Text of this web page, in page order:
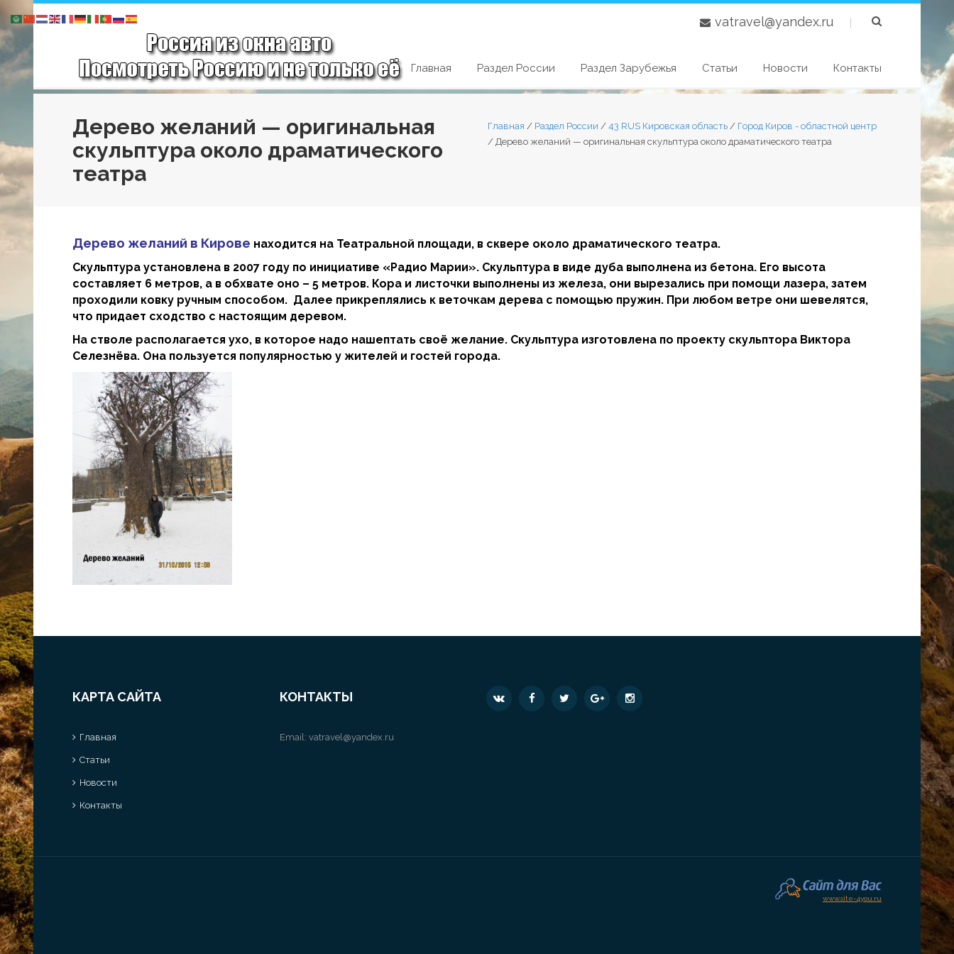
vatravel@yandex.ru |
Главная Раздел России Раздел Зарубежья Статьи Новости Контакты
Дерево желаний — оригинальная
скульптура около драматического
театра
Главная / Раздел России / 43 RUS Кировская область / Город Киров - областной центр
/ Дерево желаний — оригинальная скульптура около драматического театра
Дерево желаний в Кирове находится на Театральной площади, в сквере около драматического театра.
Скульптура установлена в 2007 году по инициативе «Радио Марии». Скульптура в виде дуба выполнена из бетона. Его высота
составляет 6 метров, а в обхвате оно – 5 метров. Кора и листочки выполнены из железа, они вырезались при помощи лазера, затем
проходили ковку ручным способом. Далее прикреплялись к веточкам дерева с помощью пружин. При любом ветре они шевелятся,
что придает сходство с настоящим деревом.
На стволе располагается ухо, в которое надо нашептать своё желание. Скульптура изготовлена по проекту скульптора Виктора
Селезнёва. Она пользуется популярностью у жителей и гостей города.
КАРТА САЙТА
Главная
Статьи
Новости
Контакты
КОНТАКТЫ
Email: vatravel@yandex.ru
www.site-4you.ru